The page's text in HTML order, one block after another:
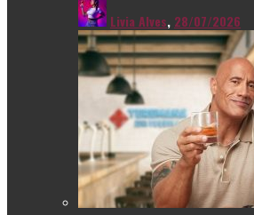
Livia Alves, 28/07/2026